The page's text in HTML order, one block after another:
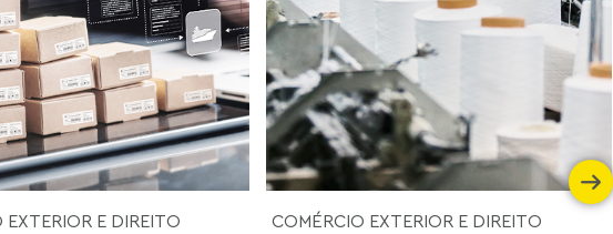
EXTERIOR E DIREITO
COMÉRCIO EXTERIOR E DIREITO